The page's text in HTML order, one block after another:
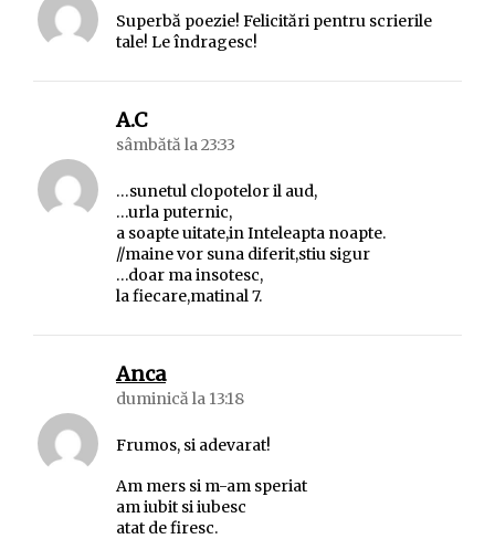
Superbă poezie! Felicitări pentru scrierile
tale! Le îndragesc!
A.Cspune:
sâmbătă la 23:33
…sunetul clopotelor il aud,
…urla puternic,
a soapte uitate,in Inteleapta noapte.
//maine vor suna diferit,stiu sigur
…doar ma insotesc,
la fiecare,matinal 7.
Ancaspune:
duminică la 13:18
Frumos, si adevarat!
Am mers si m-am speriat
am iubit si iubesc
atat de firesc.